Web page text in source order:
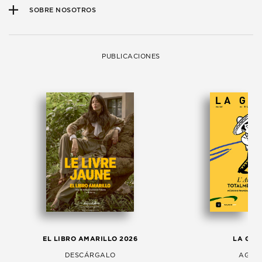
SOBRE NOSOTROS
PUBLICACIONES
EL LIBRO AMARILLO 2026
DESCÁRGALO
LA